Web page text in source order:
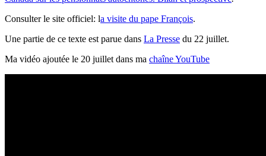
Consulter le site officiel: la visite du pape François.
Une partie de ce texte est parue dans La Presse du 22 juillet.
Ma vidéo ajoutée le 20 juillet dans ma chaîne YouTube